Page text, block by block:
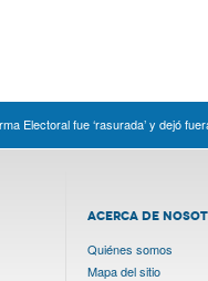
Electoral fue ‘rasurada’ y dejó
ACERCA DE
Quiénes somos
Mapa del sitio